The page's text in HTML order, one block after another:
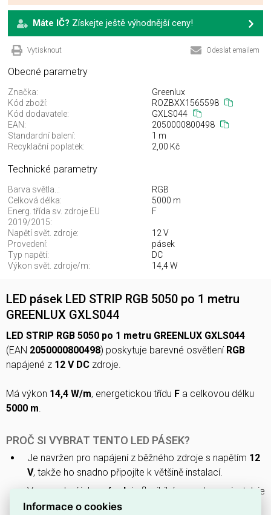
Máte IČ? Získejte ještě výhodnější ceny!
Vytisknout Odeslat emailem
Obecné parametry
Značka:
Greenlux
Kód zboží:
ROZBXX1565598
Kód dodavatele:
GXLS044
EAN:
2050000800498
Standardní balení:
1 m
Recyklační poplatek:
2,00 Kč
Technické parametry
Barva světla..:
RGB
Celková délka:
5000 m
Energ. třída sv. zdroje EU
2019/2015:
F
Napětí svět. zdroje:
12 V
Provedení:
pásek
Typ napětí:
DC
Výkon svět. zdroje/m:
14,4 W
LED pásek LED STRIP RGB 5050 po 1 metru
GREENLUX GXLS044
LED STRIP RGB 5050 po 1 metru GREENLUX GXLS044
(EAN 2050000800498) poskytuje barevné osvětlení RGB
napájené z 12 V DC zdroje.
Má výkon 14,4 W/m, energetickou třídu F a celkovou délku
5000 m.
PROČ SI VYBRAT TENTO LED PÁSEK?
Je navržen pro napájení z běžného zdroje s napětím 12
V, takže ho snadno připojíte k většině instalací.
V provedení jako
pásek je flexibilní a snadno se instaluje
do úzkých míst nebo pod nábytek.
Informace o cookies